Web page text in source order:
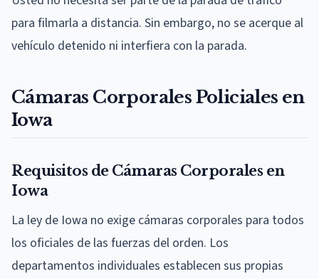
para filmarla a distancia. Sin embargo, no se acerque al
vehículo detenido ni interfiera con la parada.
Cámaras Corporales Policiales en
Iowa
Requisitos de Cámaras Corporales en
Iowa
La ley de Iowa no exige cámaras corporales para todos
los oficiales de las fuerzas del orden. Los
departamentos individuales establecen sus propias